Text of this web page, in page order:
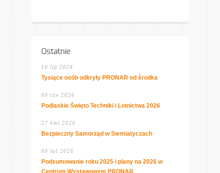
Ostatnie
10 lip 2026
Tysiące osób odkryły PRONAR od środka
09 cze 2026
Podlaskie Święto Techniki i Lotnictwa 2026
27 kwi 2026
Bezpieczny Samorząd w Siemiatyczach
09 lut 2026
Podsumowanie roku 2025 i plany na 2026 w
Centrum Wystawowym PRONAR